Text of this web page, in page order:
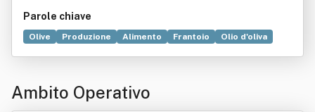
Parole chiave
Olive Produzione Alimento Frantoio
Olio d'oliva
Ipogeo
Macrobiotica Amphibia
Ambito Operativo